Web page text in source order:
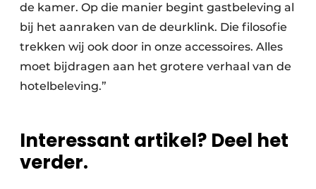
de kamer. Op die manier begint gastbeleving al
bij het aanraken van de deurklink. Die filosofie
trekken wij ook door in onze accessoires. Alles
moet bijdragen aan het grotere verhaal van de
hotelbeleving.”
Interessant artikel? Deel het
verder.